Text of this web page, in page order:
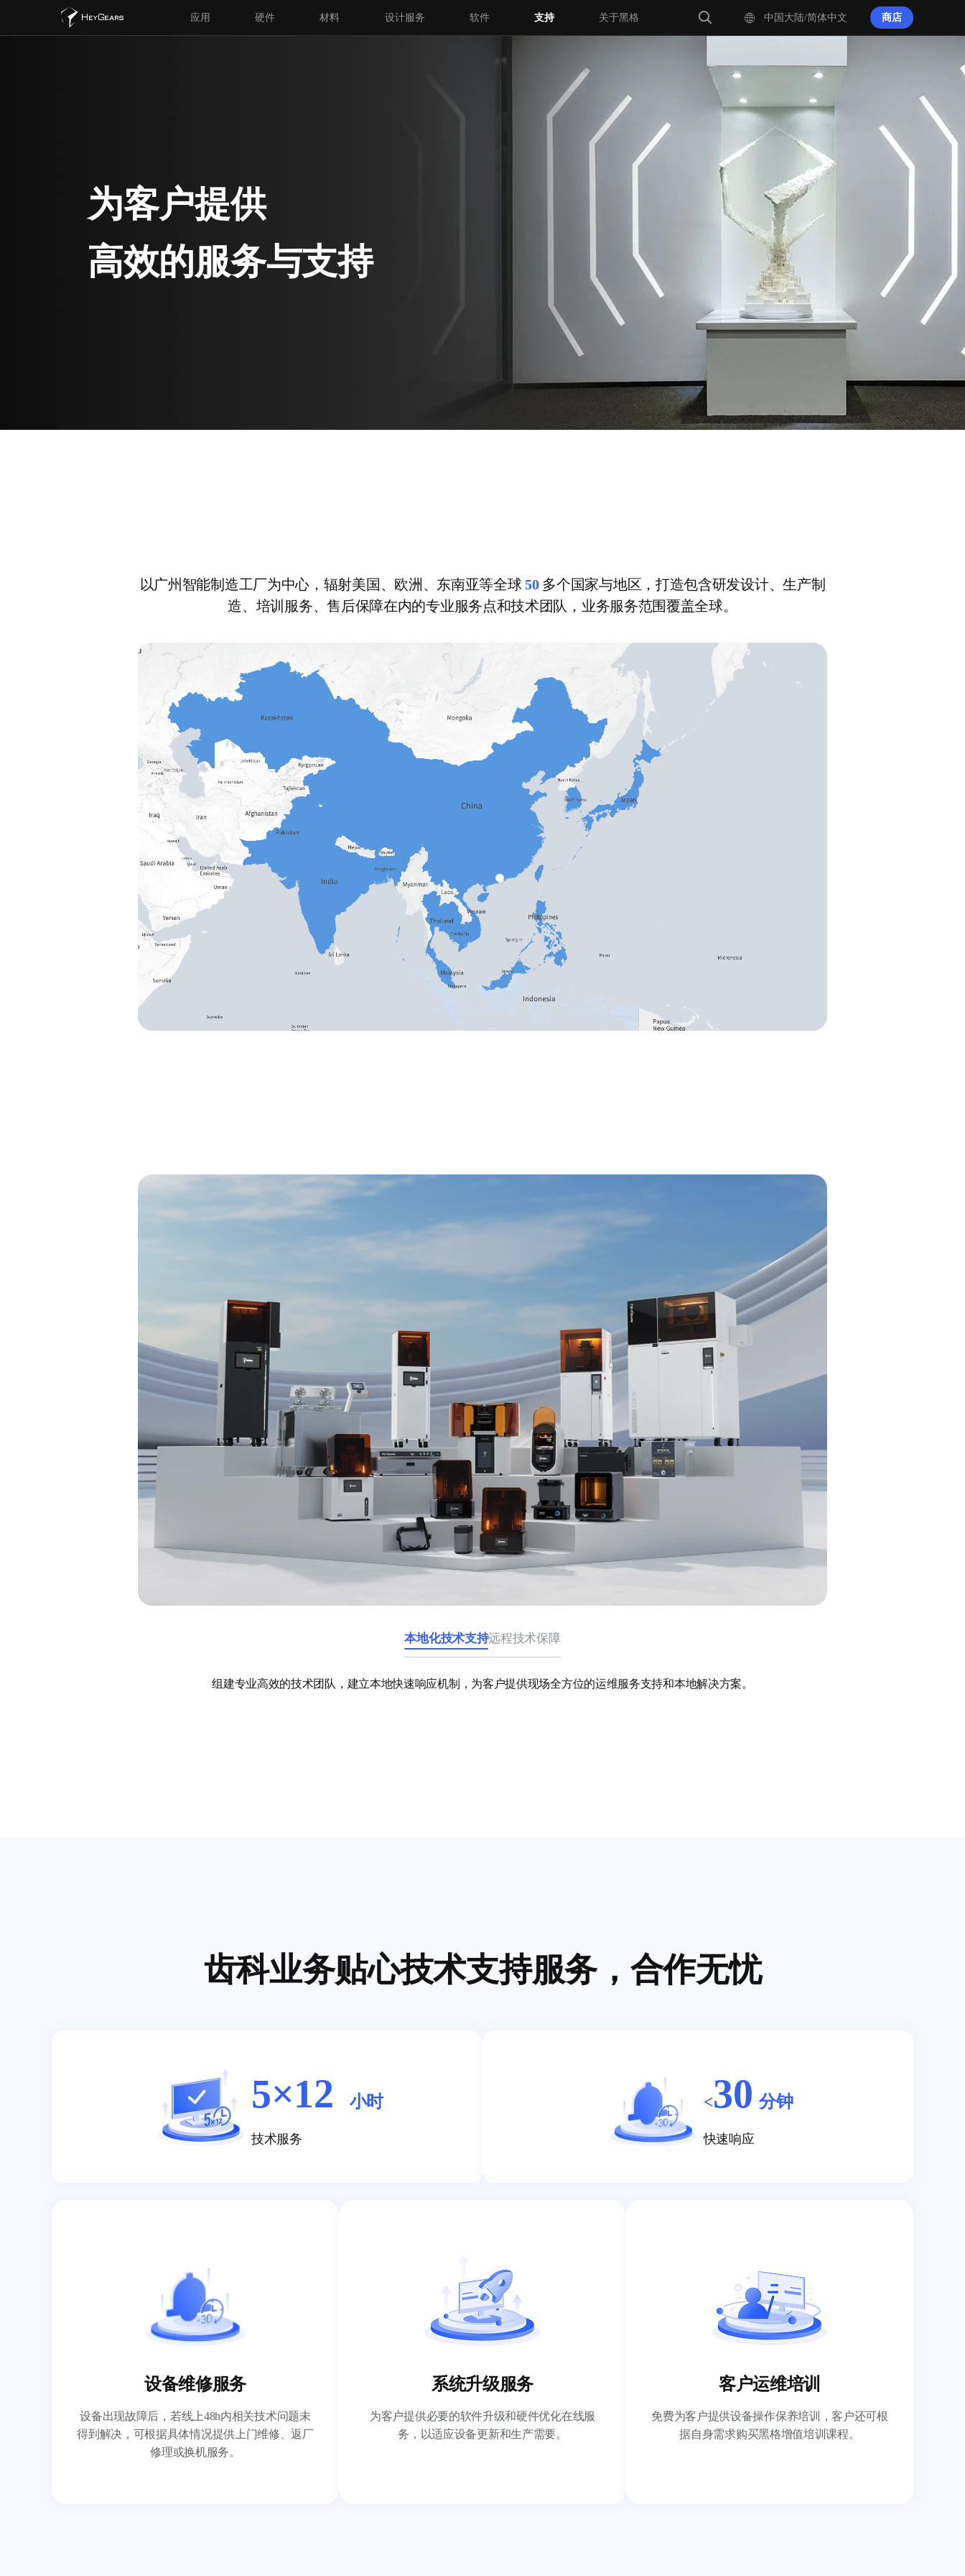
应用 硬件 材料 设计服务 软件 支持 关于黑格 中国大陆/简体中文 商店
为客户提供
高效的服务与支持
以广州智能制造工厂为中心，辐射美国、欧洲、东南亚等全球 50 多个国家与地区，打造包含研发设计、生产制
造、培训服务、售后保障在内的专业服务点和技术团队，业务服务范围覆盖全球。
本地化技术支持远程技术保障
组建专业高效的技术团队，建立本地快速响应机制，为客户提供现场全方位的运维服务支持和本地解决方案。
齿科业务贴心技术支持服务，合作无忧
5×12 小时
技术服务
<30 分钟
快速响应
设备维修服务
设备出现故障后，若线上48h内相关技术问题未
得到解决，可根据具体情况提供上门维修、返厂
修理或换机服务。
系统升级服务
为客户提供必要的软件升级和硬件优化在线服
务，以适应设备更新和生产需要。
客户运维培训
免费为客户提供设备操作保养培训，客户还可根
据自身需求购买黑格增值培训课程。